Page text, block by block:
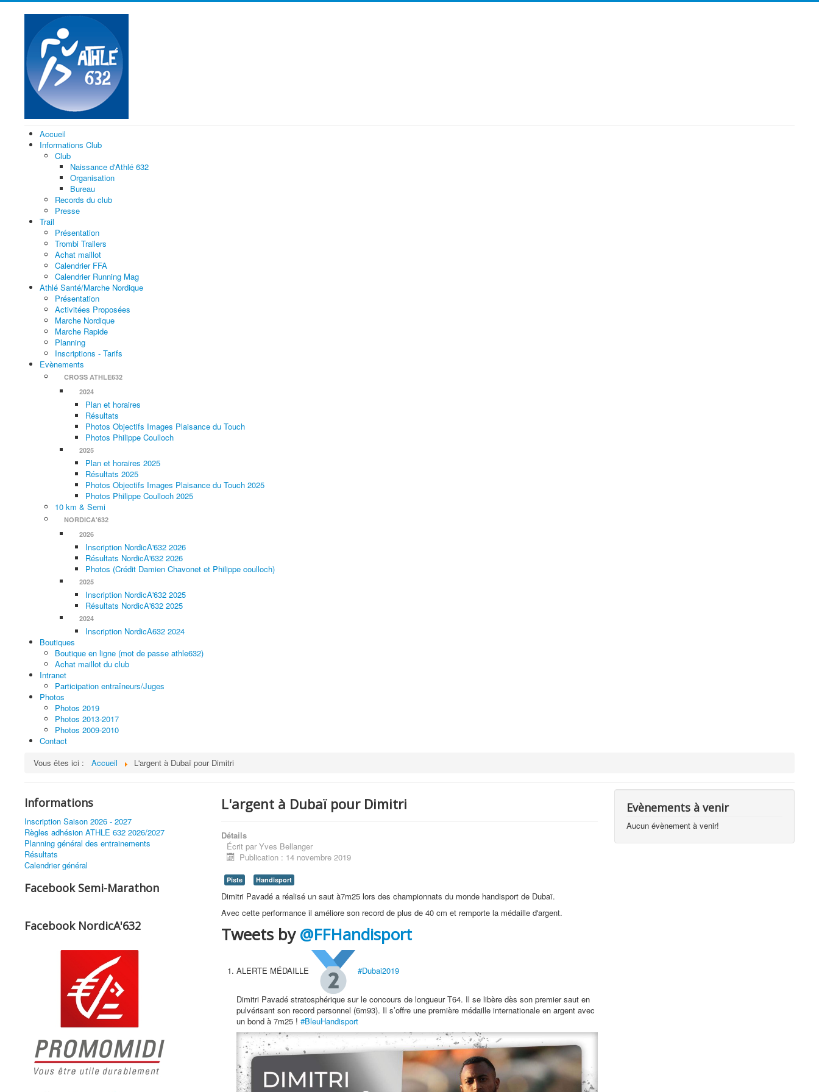
Accueil
Informations Club
Club
Naissance d'Athlé 632
Organisation
Bureau
Records du club
Presse
Trail
Présentation
Trombi Trailers
Achat maillot
Calendrier FFA
Calendrier Running Mag
Athlé Santé/Marche Nordique
Présentation
Activitées Proposées
Marche Nordique
Marche Rapide
Planning
Inscriptions - Tarifs
Evènements
CROSS ATHLE632
2024
Plan et horaires
Résultats
Photos Objectifs Images Plaisance du Touch
Photos Philippe Coulloch
2025
Plan et horaires 2025
Résultats 2025
Photos Objectifs Images Plaisance du Touch 2025
Photos Philippe Coulloch 2025
10 km & Semi
NORDICA'632
2026
Inscription NordicA'632 2026
Résultats NordicA'632 2026
Photos (Crédit Damien Chavonet et Philippe coulloch)
2025
Inscription NordicA'632 2025
Résultats NordicA'632 2025
2024
Inscription NordicA632 2024
Boutiques
Boutique en ligne (mot de passe athle632)
Achat maillot du club
Intranet
Participation entraîneurs/Juges
Photos
Photos 2019
Photos 2013-2017
Photos 2009-2010
Contact
Vous êtes ici :
Accueil L'argent à Dubaï pour Dimitri
Informations
Inscription Saison 2026 - 2027
Règles adhésion ATHLE 632 2026/2027
Planning général des entrainements
Résultats
Calendrier général
Facebook Semi-Marathon
Facebook NordicA'632
L'argent à Dubaï pour Dimitri
Détails
Écrit par Yves Bellanger
Publication : 14 novembre 2019
Piste Handisport
Dimitri Pavadé a réalisé un saut à7m25 lors des championnats du monde handisport de Dubaï.
Avec cette performance il améliore son record de plus de 40 cm et remporte la médaille d'argent.
Tweets by‎@FFHandisport
ALERTE MÉDAILLE #Dubai2019
Dimitri Pavadé stratosphérique sur le concours de longueur T64. Il se libère dès son premier saut en
pulvérisant son record personnel (6m93). Il s’offre une première médaille internationale en argent avec
un bond à 7m25 ! #BleuHandisport
Evènements à venir
Aucun évènement à venir!